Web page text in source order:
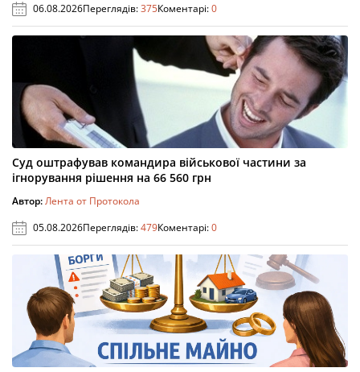
06.08.2026Переглядів:375Коментарі:0
Суд оштрафував командира військової частини за
ігнорування рішення на 66 560 грн
Автор:Лента от Протокола
05.08.2026Переглядів:479Коментарі:0